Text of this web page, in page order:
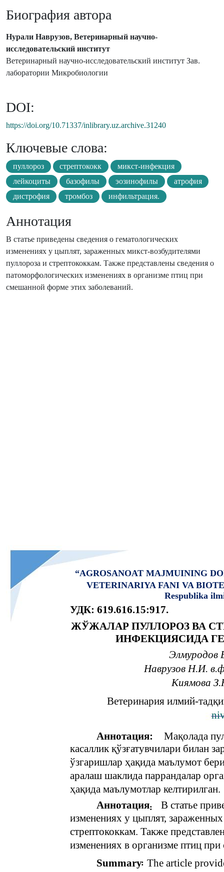
Биография автора
Нурали Наврузов, Ветеринарный научно-
исследовательский институт
Ветеринарный научно-исследовательский институт Зав.
лаборатории Микробиологии
DOI:
https://doi.org/10.71337/inlibrary.uz.archive.31240
Ключевые слова:
пуллороз стрептококк
микст-инфекция
лейкоциты
базофилы эозинофилы
атрофия
дистрофия
тромбоз инфильтрация.
Аннотация
В статье приведены сведения о гематологических
изменениях у цыплят, зараженных микст-возбудителями
пуллороза и стрептококкам. Также представлены сведения о
патоморфологических изменениях в организме птиц при
смешанной форме этих заболеваний.
“AGROSANOAT MAJMUINING
VETERINARIYA FANI VA
Respublika
УДК: 619.616.15:917.
ЖЎЖАЛАР ПУЛЛОРОЗ ВА
ИНФЕКЦИЯСИДА
Элмуродов
Наврузов Н.И.
Киямова
Ветеринария илмий-
Аннотация:
Мақолада
касаллик қўзғатувчилари билан
ўзгаришлар ҳақида маълумот
аралаш шаклида паррандалар
ҳақида маълумотлар келтирилган.
Аннотация:
В статье
изменениях у цыплят,
стрептококкам. Также
изменениях в организме птиц
Summary: The article